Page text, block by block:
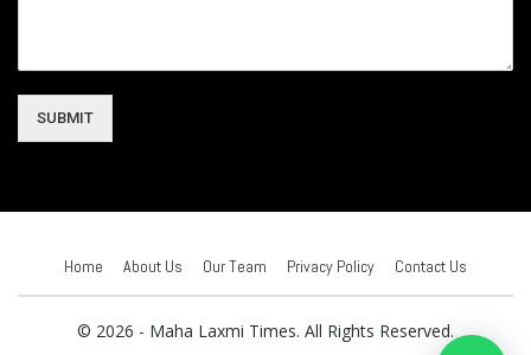
SUBMIT
Home About Us Our Team Privacy Policy Contact Us
© 2026 - Maha Laxmi Times. All Rights Reserved.